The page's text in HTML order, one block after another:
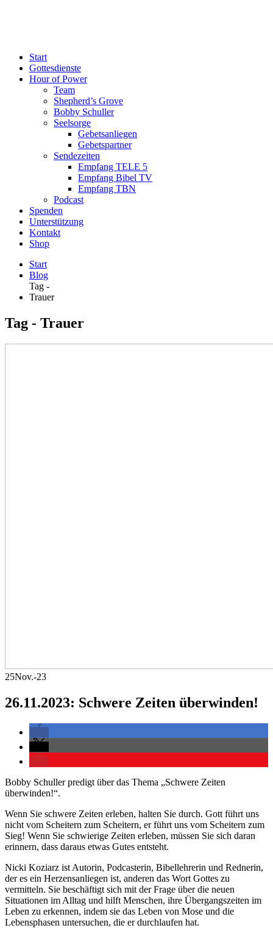
Start
Gottesdienste
Hour of Power
Team
Shepherd’s Grove
Bobby Schuller
Seelsorge
Gebetsanliegen
Gebetspartner
Sendezeiten
Empfang TELE 5
Empfang Bibel TV
Empfang TBN
Podcast
Spenden
Unterstützung
Kontakt
Shop
Start
Blog
Tag -
Trauer
Tag - Trauer
25Nov.-23
26.11.2023: Schwere Zeiten überwinden!
Bobby Schuller predigt über das Thema „Schwere Zeiten
überwinden!“.
Wenn Sie schwere Zeiten erleben, halten Sie durch. Gott führt uns
nicht vom Scheitern zum Scheitern, er führt uns vom Scheitern zum
Sieg! Wenn Sie schwierige Zeiten erleben, müssen Sie sich daran
erinnern, dass daraus etwas Gutes entsteht.
Nicki Koziarz ist Autorin, Podcasterin, Bibellehrerin und Rednerin,
der es ein Herzensanliegen ist, anderen das Wort Gottes zu
vermitteln. Sie beschäftigt sich mit der Frage über die neuen
Situationen im Alltag und hilft Menschen, ihre Übergangszeiten im
Leben zu erkennen, indem sie das Leben von Mose und die
Lebensphasen untersuchen, die er durchlaufen hat.